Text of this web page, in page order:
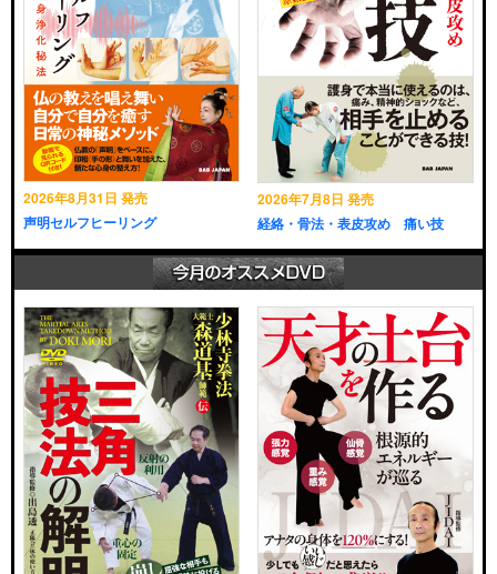
2026年8月31日 発売
声明セルフヒーリング
2026年7月8日 発売
経絡・骨法・表皮攻め 痛い技